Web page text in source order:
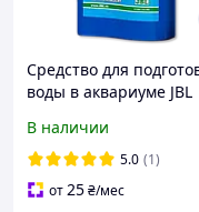
Средство для
воды в аквариуме JBL
В наличии
5.0 (1)
от25₴/мес